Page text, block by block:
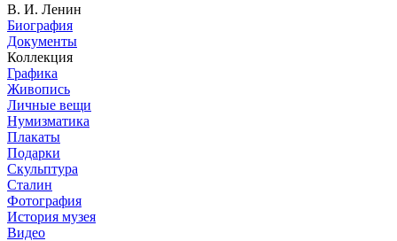
В. И. Ленин
Биография
Документы
Коллекция
Графика
Живопись
Личные вещи
Нумизматика
Плакаты
Подарки
Скульптура
Сталин
Фотография
История музея
Видео